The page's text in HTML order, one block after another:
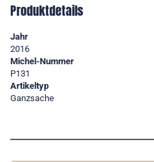
Produktdetails
Jahr
2016
Michel-Nummer
P131
Artikeltyp
Ganzsache